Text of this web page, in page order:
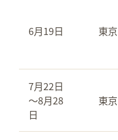
6月19日 東京
7月22日
～8月28
日
東京